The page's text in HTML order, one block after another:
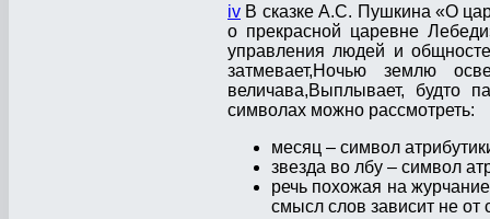
iv В сказке А.С. Пушкина «О
о прекрасной царевне
управления людей и
затмевает,Ночью землю
величава,Выплывает, будто
символах можно рассмотреть:
месяц – символ
звезда во лбу – символ
речь похожая на
смысл слов зависит не от